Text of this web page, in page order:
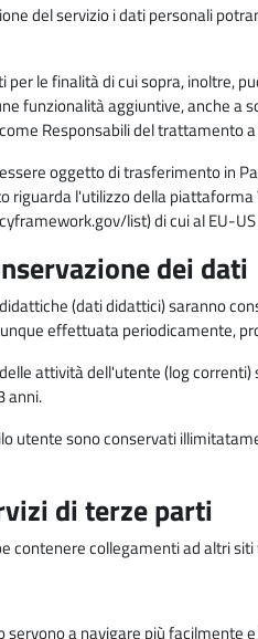
del servizio i dati personali
per le finalità di cui sopra, inoltre,
funzionalità aggiuntive, anche a
Responsabili del trattamento a
oggetto di trasferimento in
riguarda l'utilizzo della
list) di cui al EU-
dei dati
(dati didattici) saranno
effettuata periodicamente,
attività dell'utente (log
anni.
utente sono conservati
di terze parti
contenere collegamenti ad altri
servono a navigare più facilmente